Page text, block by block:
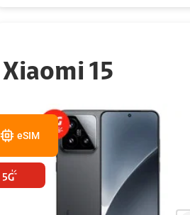
Xiaomi 15
eSIM